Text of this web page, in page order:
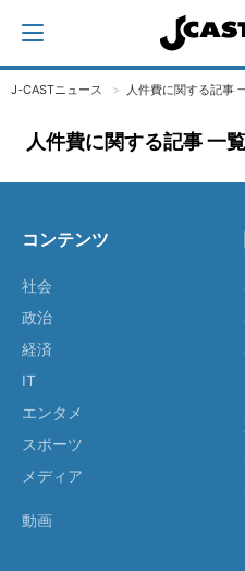
J-CASTニュース 人件費に関する記事
人件費に関する記事 一覧
コンテンツ
社会
政治
経済
IT
エンタメ
スポーツ
メディア
動画